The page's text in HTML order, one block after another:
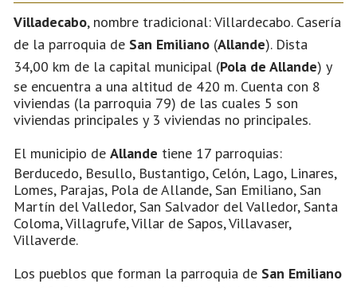
Villadecabo, nombre tradicional: Villardecabo. Casería
de la parroquia de San Emiliano (Allande). Dista
34,00 km de la capital municipal (Pola de Allande) y
se encuentra a una altitud de 420 m. Cuenta con 8
viviendas (la parroquia 79) de las cuales 5 son
viviendas principales y 3 viviendas no principales.
El municipio de Allande tiene 17 parroquias:
Berducedo, Besullo, Bustantigo, Celón, Lago, Linares,
Lomes, Parajas, Pola de Allande, San Emiliano, San
Martín del Valledor, San Salvador del Valledor, Santa
Coloma, Villagrufe, Villar de Sapos, Villavaser,
Villaverde.
Los pueblos que forman la parroquia de San Emiliano